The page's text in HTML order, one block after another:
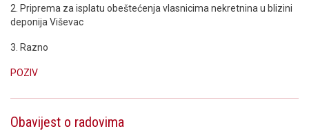
2. Priprema za isplatu obeštećenja vlasnicima nekretnina u blizini
deponija Viševac
3. Razno
POZIV
Obavijest o radovima